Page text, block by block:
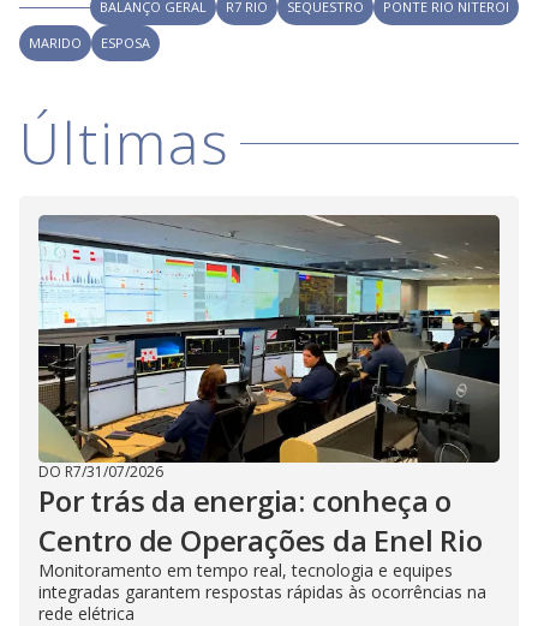
V
e
o
d
BALANÇO GERAL R7 RIO SEQUESTRO
PONTE RIO NITEROI
MARIDO
ESPOSA
Últimas
DO R7/31/07/2026
Por trás da energia: conheça o
Centro de Operações da Enel Rio
Monitoramento em tempo real, tecnologia e equipes
integradas garantem respostas rápidas às ocorrências na
rede elétrica